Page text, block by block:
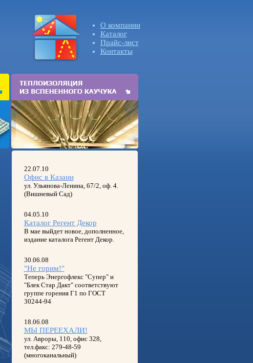
О компании
Каталог
Прайс-лист
Контакты
22.07.10
Офис в Казани
ул. Ульянова-Ленина, 67/2, оф. 4.
(Вишневый Сад)
04.05.10
Каталог Регент Декор
В мае выйдет новое, дополненное,
издание каталога Регент Декор.
30.06.08
"Не горим!"
Теперь Энергофлекс "Супер" и
"Блек Стар Дакт" соответствуют
группе горения Г1 по ГОСТ
30244-94
18.06.08
МЫ ПЕРЕЕХАЛИ!
ул. Авроры, 110, офис 328,
тел.факс: 279-48-59
(многоканальный)